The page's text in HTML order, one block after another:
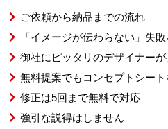
ご依頼から納品までの流れ
「イメージが伝わらない」失
御社にピッタリのデザイナーが
無料提案でもコンセプトシー
修正は5回まで無料で対応
強引な説得はしません